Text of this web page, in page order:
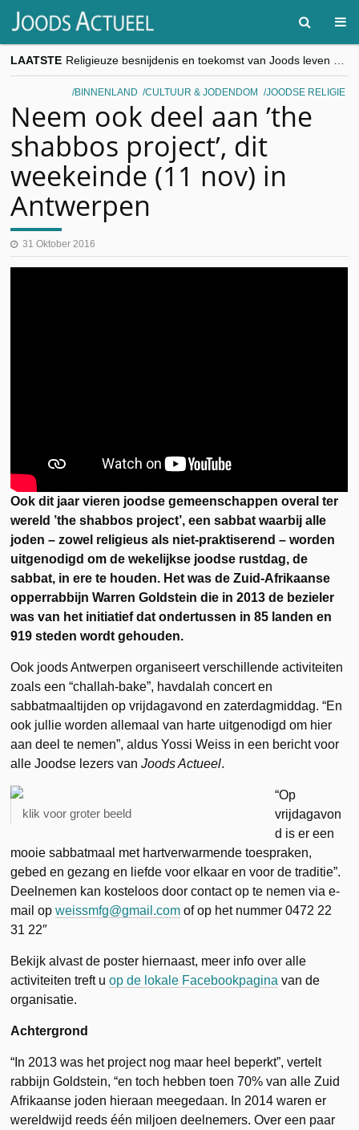
LAATSTE
“Besnijdenisdebat toont hoe moeilijk seculiere Westen minderheden begrijpt”, Jinnih Beels (Vooruit)
CITYTRIP | ROEMENIË – Boekarest: de verrassing van Oost-Europa
BINNENLAND CULTUUR & JODENDOM JOODSE RELIGIE
Neem ook deel aan ’the
shabbos project’, dit
weekeinde (11 nov) in
Antwerpen
31 Oktober 2016
Ook dit jaar vieren joodse gemeenschappen overal ter
wereld ’the shabbos project’, een sabbat waarbij alle
joden – zowel religieus als niet-praktiserend – worden
uitgenodigd om de wekelijkse joodse rustdag, de
sabbat, in ere te houden. Het was de Zuid-Afrikaanse
opperrabbijn Warren Goldstein die in 2013 de bezieler
was van het initiatief dat ondertussen in 85 landen en
919 steden wordt gehouden.
Ook joods Antwerpen organiseert verschillende activiteiten
zoals een “challah-bake”, havdalah concert en
sabbatmaaltijden op vrijdagavond en zaterdagmiddag. “En
ook jullie worden allemaal van harte uitgenodigd om hier
aan deel te nemen”, aldus Yossi Weiss in een bericht voor
alle Joodse lezers van Joods Actueel.
klik voor groter beeld
“Op
vrijdagavon
d is er een
mooie sabbatmaal met hartverwarmende toespraken,
gebed en gezang en liefde voor elkaar en voor de traditie”.
Deelnemen kan kosteloos door contact op te nemen via e-
mail opweissmfg@gmail.com of op het nummer 0472 22
31 22″
Bekijk alvast de poster hiernaast, meer info over alle
activiteiten treft uop de lokale Facebookpagina van de
organisatie.
Achtergrond
“In 2013 was het project nog maar heel beperkt”, vertelt
rabbijn Goldstein, “en toch hebben toen 70% van alle Zuid
Afrikaanse joden hieraan meegedaan. In 2014 waren er
wereldwijd reeds één miljoen deelnemers. Over een paar